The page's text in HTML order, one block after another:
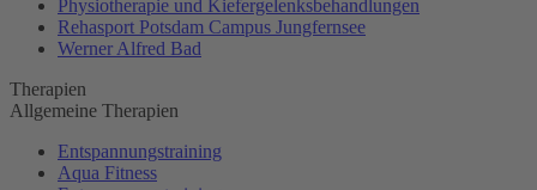
Physiotherapie und Kiefergelenksbehandlungen
Rehasport Potsdam Campus Jungfernsee
Werner Alfred Bad
Therapien
Allgemeine Therapien
Entspannungstraining
Aqua Fitness